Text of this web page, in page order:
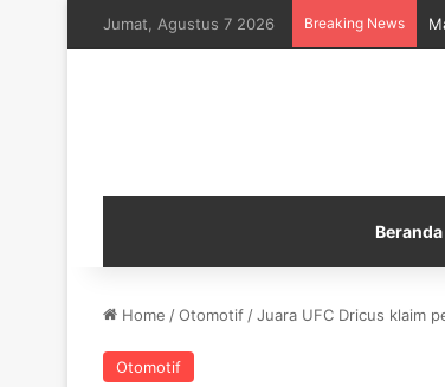
Jumat, Agustus 7 2026 Breaking News
Beranda
Home /Otomotif /Juara UFC Dricus klaim
Otomotif